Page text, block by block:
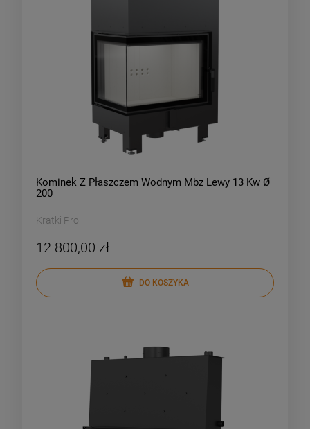
Kominek Z Płaszczem Wodnym Mbz Lewy 13 Kw Ø
200
Kratki Pro
12 800,00 zł
DO KOSZYKA